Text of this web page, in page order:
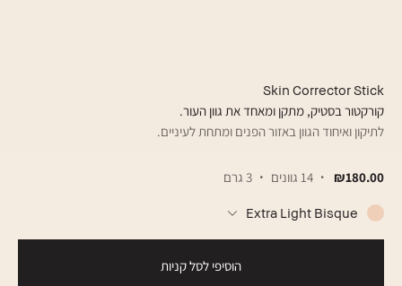
Skin Corrector Stick
קורקטור בסטיק, מתקן ומאחד את גוון העור.
לתיקון ואיחוד הגוון באזור הפנים ומתחת לעיניים.
₪180.00 14 גוונים 3 גרם
Extra Light Bisque
הוסיפי לסל קניות